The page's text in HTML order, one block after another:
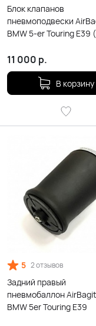
Блок клапанов
пневмоподвески
BMW 5-er Touring E39
11 000 р.
В корзину
5 2 отзывов
Задний правый
пневмобаллон
BMW 5er Touring E39